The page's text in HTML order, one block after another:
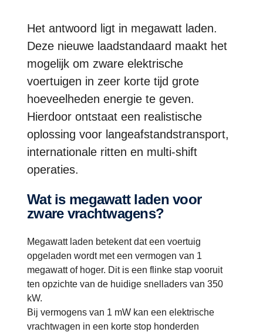
Het antwoord ligt in megawatt laden.
Deze nieuwe laadstandaard maakt het
mogelijk om zware elektrische
voertuigen in zeer korte tijd grote
hoeveelheden energie te geven.
Hierdoor ontstaat een realistische
oplossing voor langeafstandstransport,
internationale ritten en multi-shift
operaties.
Wat is megawatt laden voor
zware vrachtwagens?
Megawatt laden betekent dat een voertuig
opgeladen wordt met een vermogen van 1
megawatt of hoger. Dit is een flinke stap vooruit
ten opzichte van de huidige snelladers van 350
kW.
Bij vermogens van 1 mW kan een elektrische
vrachtwagen in een korte stop honderden